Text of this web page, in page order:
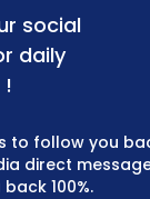
social
daily
to follow you
direct
100%.